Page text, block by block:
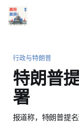
行政与特朗普
特朗普
署
报道称，特朗普提名